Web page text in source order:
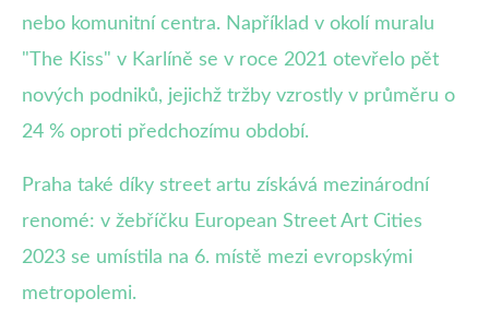
nebo komunitní centra. Například v okolí muralu
"The Kiss" v Karlíně se v roce 2021 otevřelo pět
nových podniků, jejichž tržby vzrostly v průměru o
24 % oproti předchozímu období.
Praha také díky street artu získává mezinárodní
renomé: v žebříčku European Street Art Cities
2023 se umístila na 6. místě mezi evropskými
metropolemi.